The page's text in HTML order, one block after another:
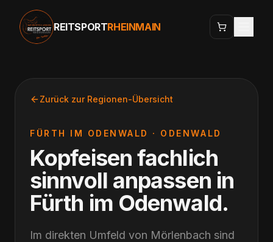
REITSPORTRHEINMAIN
Zurück zur Regionen-Übersicht
FÜRTH IM ODENWALD · ODENWALD
Kopfeisen fachlich
sinnvoll anpassen in
Fürth im Odenwald.
Im direkten Umfeld von Mörlenbach sind